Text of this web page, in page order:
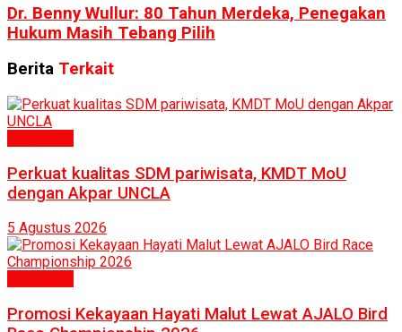
Dr. Benny Wullur: 80 Tahun Merdeka, Penegakan
Hukum Masih Tebang Pilih
Berita Terkait
Perkuat kualitas SDM pariwisata, KMDT MoU
dengan Akpar UNCLA
5 Agustus 2026
Promosi Kekayaan Hayati Malut Lewat AJALO Bird